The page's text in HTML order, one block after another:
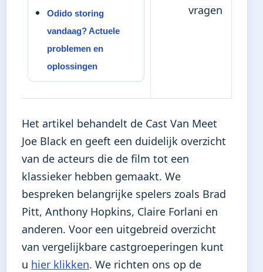
Odido storing
vandaag? Actuele
problemen en
oplossingen
vragen
Het artikel behandelt de Cast Van Meet
Joe Black en geeft een duidelijk overzicht
van de acteurs die de film tot een
klassieker hebben gemaakt. We
bespreken belangrijke spelers zoals Brad
Pitt, Anthony Hopkins, Claire Forlani en
anderen. Voor een uitgebreid overzicht
van vergelijkbare castgroeperingen kunt
u hier klikken. We richten ons op de